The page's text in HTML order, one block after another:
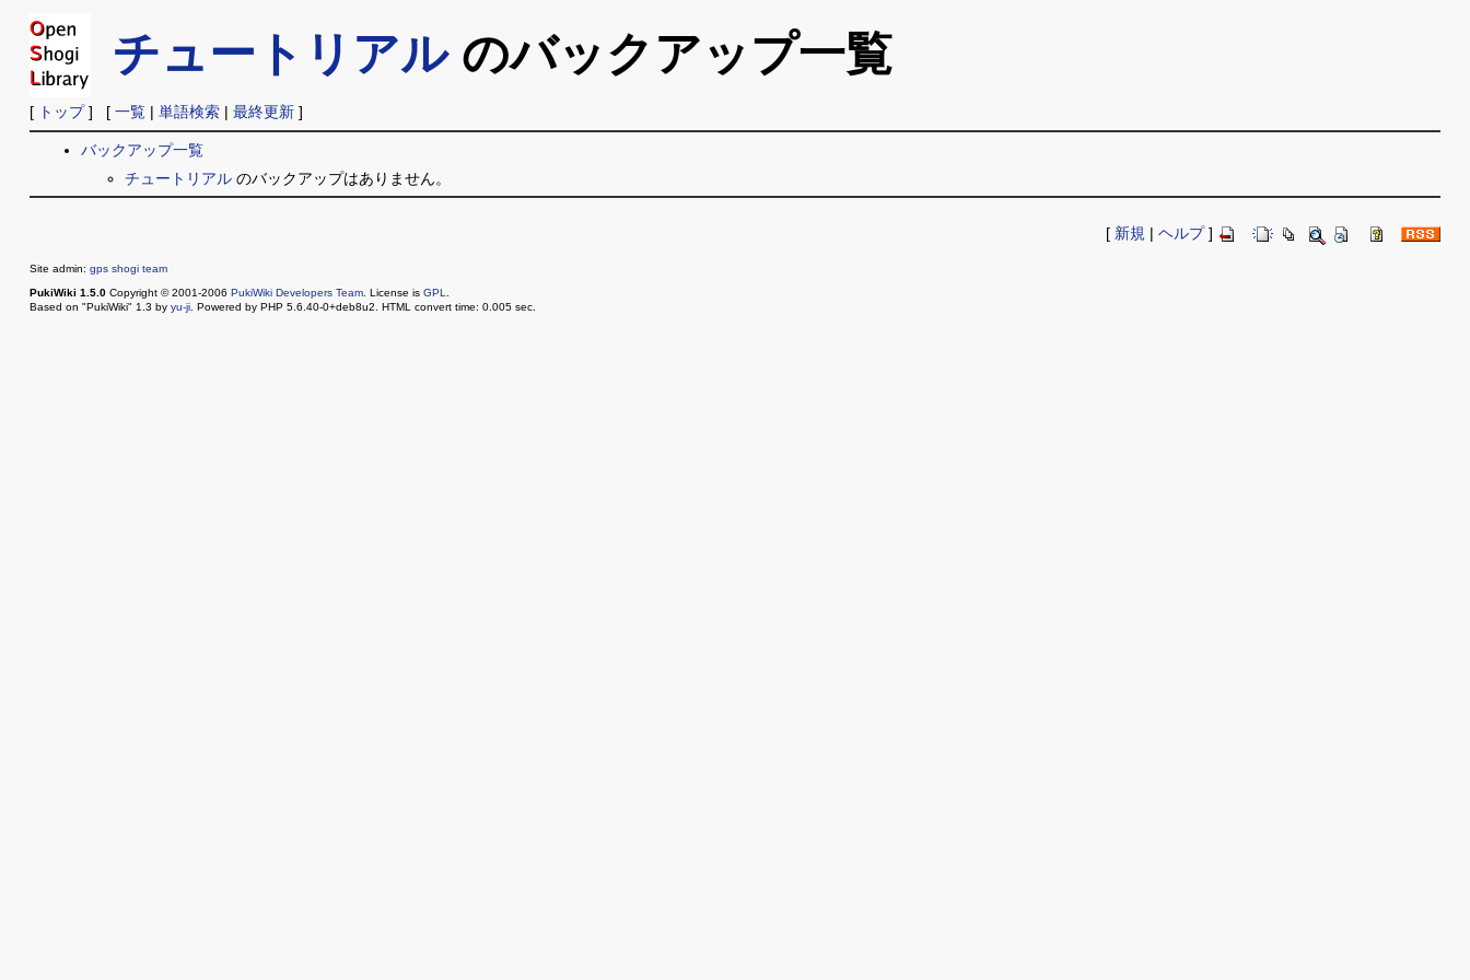
チュートリアルのバックアップ一覧
[ トップ] [ 一覧| 単語検索| 最終更新]
バックアップ一覧
チュートリアル のバックアップはありません。
[ 新規 |ヘルプ]
Site admin: gps shogi team
PukiWiki 1.5.0Copyright © 2001-2006 PukiWiki Developers Team. License is GPL.
Based on "PukiWiki" 1.3 by yu-ji. Powered by PHP 5.6.40-0+deb8u2. HTML convert time: 0.005 sec.